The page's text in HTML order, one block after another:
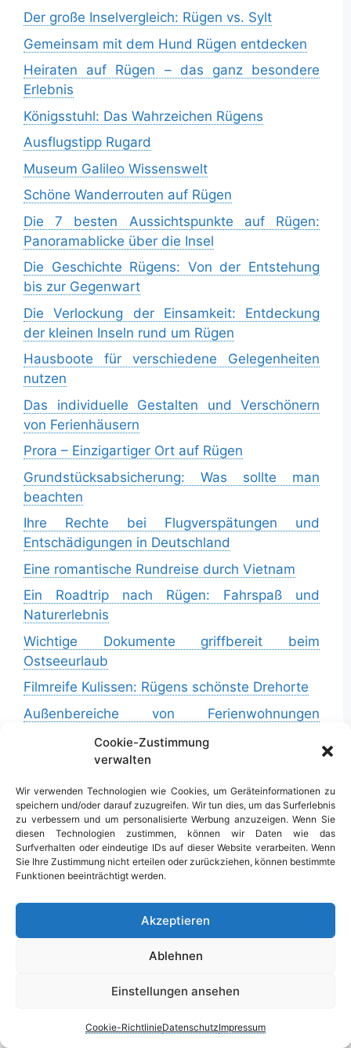
Cookie-Zustimmung
verwalten
Wir verwenden Technologien wie Cookies, um Geräteinformationen zu
speichern und/oder darauf zuzugreifen. Wir tun dies, um das Surferlebnis
zu verbessern und um personalisierte Werbung anzuzeigen. Wenn Sie
diesen Technologien zustimmen, können wir Daten wie das
Surfverhalten oder eindeutige IDs auf dieser Website verarbeiten. Wenn
Sie Ihre Zustimmung nicht erteilen oder zurückziehen, können bestimmte
Funktionen beeinträchtigt werden.
Akzeptieren
Ablehnen
Einstellungen ansehen
Cookie-RichtlinieDatenschutzImpressum
Der große Inselvergleich: Rügen vs. Sylt
Gemeinsam mit dem Hund Rügen entdecken
Heiraten auf Rügen – das ganz besondere
Erlebnis
Königsstuhl: Das Wahrzeichen Rügens
Ausflugstipp Rugard
Museum Galileo Wissenswelt
Schöne Wanderrouten auf Rügen
Die 7 besten Aussichtspunkte auf Rügen:
Panoramablicke über die Insel
Die Geschichte Rügens: Von der Entstehung
bis zur Gegenwart
Die Verlockung der Einsamkeit: Entdeckung
der kleinen Inseln rund um Rügen
Hausboote für verschiedene Gelegenheiten
nutzen
Das individuelle Gestalten und Verschönern
von Ferienhäusern
Prora – Einzigartiger Ort auf Rügen
Grundstücksabsicherung: Was sollte man
beachten
Ihre Rechte bei Flugverspätungen und
Entschädigungen in Deutschland
Eine romantische Rundreise durch Vietnam
Ein Roadtrip nach Rügen: Fahrspaß und
Naturerlebnis
Wichtige Dokumente griffbereit beim
Ostseeurlaub
Filmreife Kulissen: Rügens schönste Drehorte
Außenbereiche von Ferienwohnungen
Rügen Guide 2026: Der große Insel-Guide für
Service
Naturschutzgebiete
Tankstellen auf Rügen
Die Geschichte Rügens: Von der Entstehung
Die Verlockung der Einsamkeit: Entdeckung